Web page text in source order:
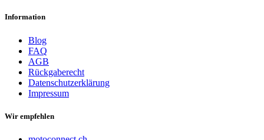
Information
Blog
FAQ
AGB
Rückgaberecht
Datenschutzerklärung
Impressum
Wir empfehlen